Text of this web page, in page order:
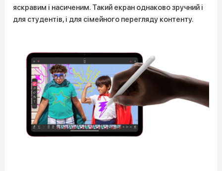
яскравим і насиченим. Такий екран однаково зручний і
для студентів, і для сімейного перегляду контенту.